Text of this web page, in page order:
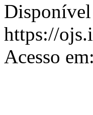
https://
Acesso